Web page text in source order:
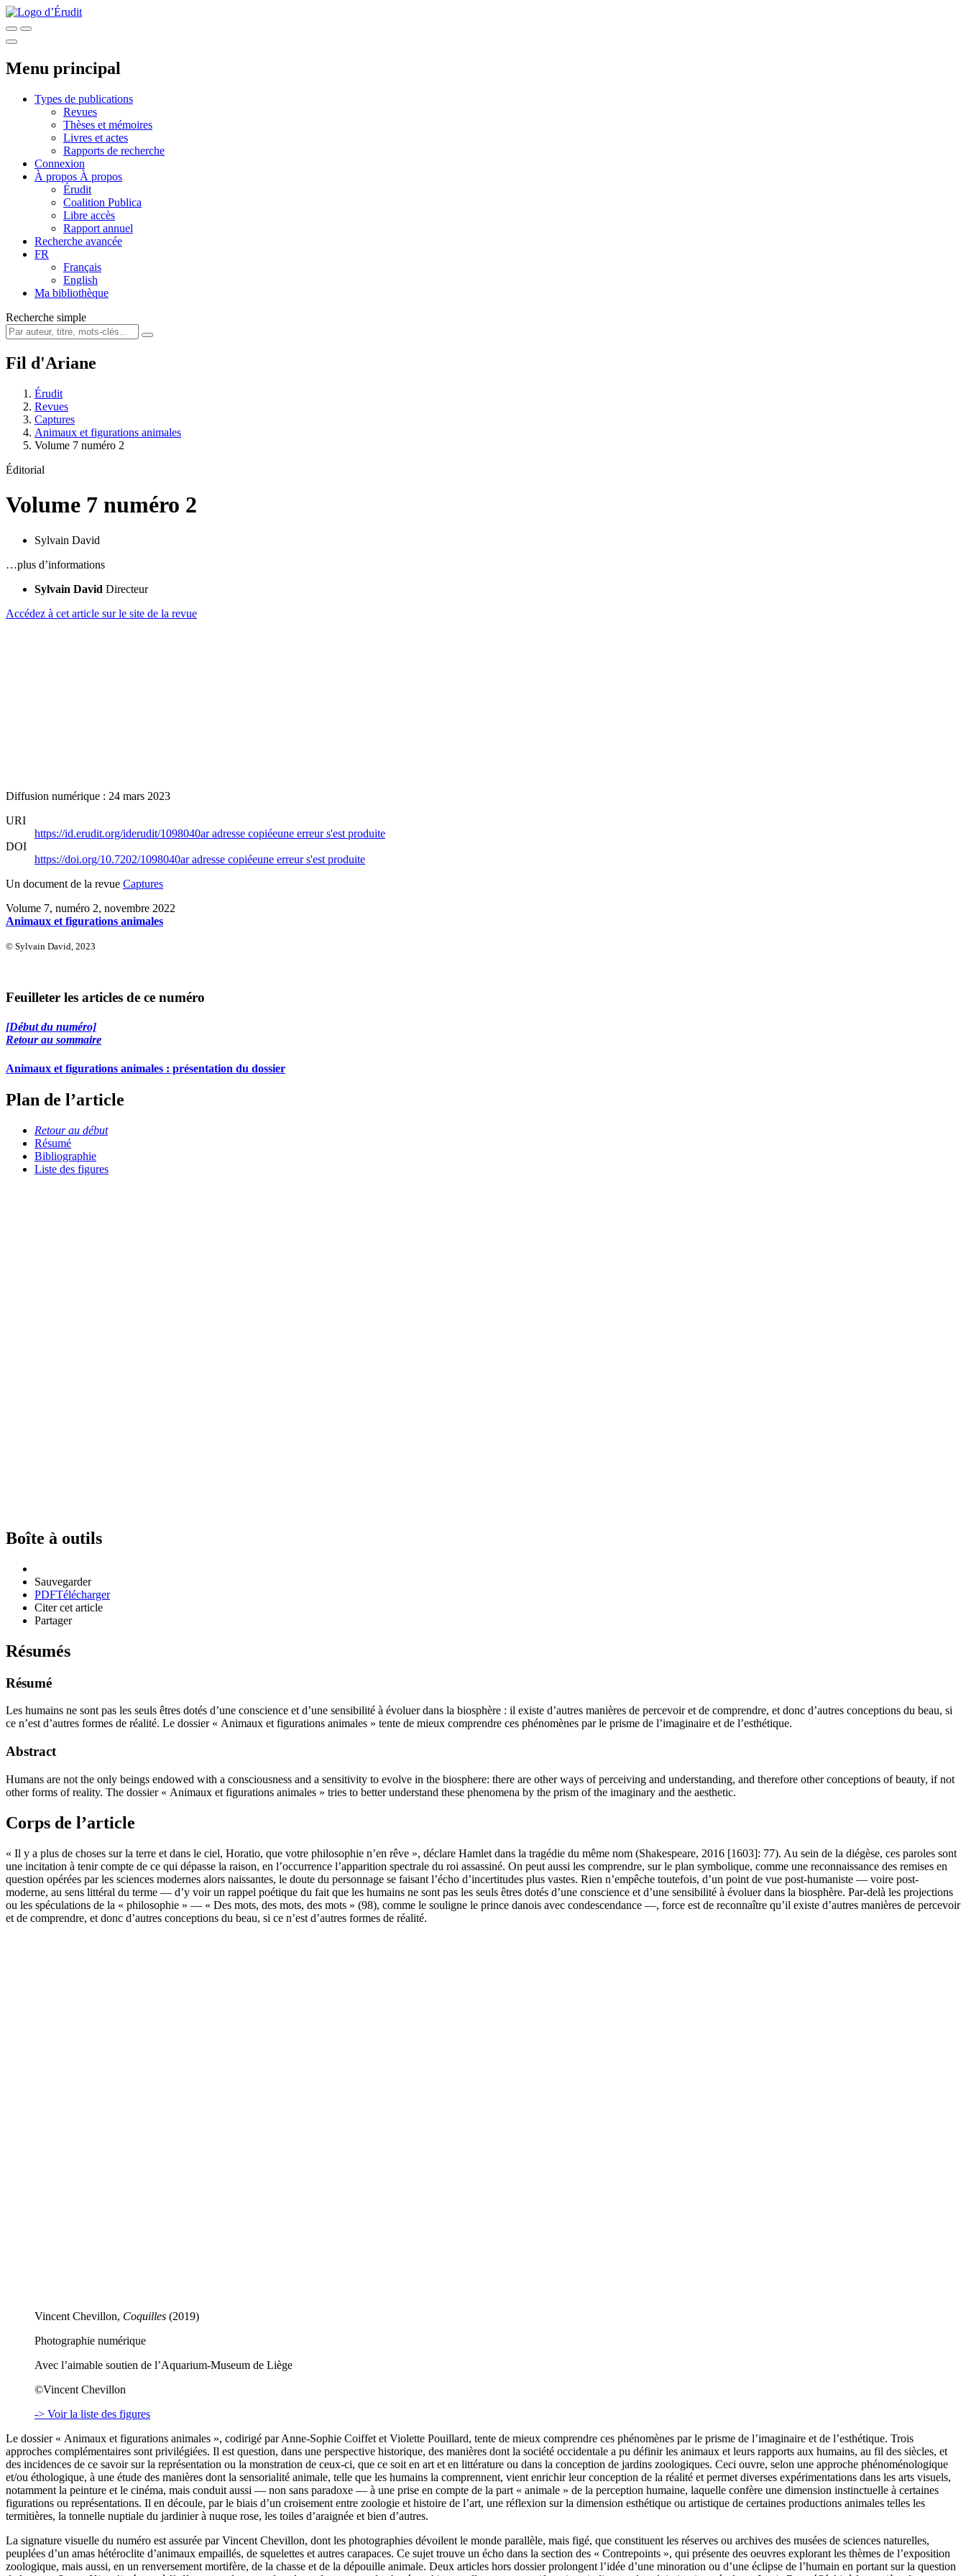
Menu principal
Types de publications
Revues
Thèses et mémoires
Livres et actes
Rapports de recherche
Connexion
À propos À propos
Érudit
Coalition Publica
Libre accès
Rapport annuel
Recherche avancée
FR
Français
English
Ma bibliothèque
Recherche simple
Fil d'Ariane
Érudit
Revues
Captures
Animaux et figurations animales
Volume 7 numéro 2
Éditorial
Volume 7 numéro 2
Sylvain David
…plus d’informations
Sylvain David Directeur
Accédez à cet article sur le site de la revue
Diffusion numérique : 24 mars 2023
URI
https://id.erudit.org/iderudit/1098040aradresse copiéeune erreur s'est produite
DOI
https://doi.org/10.7202/1098040aradresse copiéeune erreur s'est produite
Un document de la revue Captures
Volume 7, numéro 2, novembre 2022
Animaux et figurations animales
© Sylvain David, 2023
Feuilleter les articles de ce numéro
[Début du numéro]
Retour au sommaire
Animaux et figurations animales : présentation du dossier
Plan de l’article
Retour au début
Résumé
Bibliographie
Liste des figures
Boîte à outils
Sauvegarder
PDFTélécharger
Citer cet article
Partager
Résumés
Résumé
Les humains ne sont pas les seuls êtres dotés d’une conscience et d’une sensibilité à évoluer dans la biosphère : il existe d’autres manières de percevoir et de comprendre, et donc d’autres conceptions du beau, si
ce n’est d’autres formes de réalité. Le dossier « Animaux et figurations animales » tente de mieux comprendre ces phénomènes par le prisme de l’imaginaire et de l’esthétique.
Abstract
Humans are not the only beings endowed with a consciousness and a sensitivity to evolve in the biosphere: there are other ways of perceiving and understanding, and therefore other conceptions of beauty, if not
other forms of reality. The dossier « Animaux et figurations animales » tries to better understand these phenomena by the prism of the imaginary and the aesthetic.
Corps de l’article
« Il y a plus de choses sur la terre et dans le ciel, Horatio, que votre philosophie n’en rêve », déclare Hamlet dans la tragédie du même nom (Shakespeare, 2016 [1603]: 77). Au sein de la diégèse, ces paroles sont
une incitation à tenir compte de ce qui dépasse la raison, en l’occurrence l’apparition spectrale du roi assassiné. On peut aussi les comprendre, sur le plan symbolique, comme une reconnaissance des remises en
question opérées par les sciences modernes alors naissantes, le doute du personnage se faisant l’écho d’incertitudes plus vastes. Rien n’empêche toutefois, d’un point de vue post-humaniste — voire post-
moderne, au sens littéral du terme — d’y voir un rappel poétique du fait que les humains ne sont pas les seuls êtres dotés d’une conscience et d’une sensibilité à évoluer dans la biosphère. Par-delà les projections
ou les spéculations de la « philosophie » — « Des mots, des mots, des mots » (98), comme le souligne le prince danois avec condescendance —, force est de reconnaître qu’il existe d’autres manières de percevoir
et de comprendre, et donc d’autres conceptions du beau, si ce n’est d’autres formes de réalité.
Vincent Chevillon, Coquilles (2019)
Photographie numérique
Avec l’aimable soutien de l’Aquarium-Museum de Liège
©Vincent Chevillon
-> Voir la liste des figures
Le dossier « Animaux et figurations animales », codirigé par Anne-Sophie Coiffet et Violette Pouillard, tente de mieux comprendre ces phénomènes par le prisme de l’imaginaire et de l’esthétique. Trois
approches complémentaires sont privilégiées. Il est question, dans une perspective historique, des manières dont la société occidentale a pu définir les animaux et leurs rapports aux humains, au fil des siècles, et
des incidences de ce savoir sur la représentation ou la monstration de ceux-ci, que ce soit en art et en littérature ou dans la conception de jardins zoologiques. Ceci ouvre, selon une approche phénoménologique
et/ou éthologique, à une étude des manières dont la sensorialité animale, telle que les humains la comprennent, vient enrichir leur conception de la réalité et permet diverses expérimentations dans les arts visuels,
notamment la peinture et le cinéma, mais conduit aussi — non sans paradoxe — à une prise en compte de la part « animale » de la perception humaine, laquelle confère une dimension instinctuelle à certaines
figurations ou représentations. Il en découle, par le biais d’un croisement entre zoologie et histoire de l’art, une réflexion sur la dimension esthétique ou artistique de certaines productions animales telles les
termitières, la tonnelle nuptiale du jardinier à nuque rose, les toiles d’araignée et bien d’autres.
La signature visuelle du numéro est assurée par Vincent Chevillon, dont les photographies dévoilent le monde parallèle, mais figé, que constituent les réserves ou archives des musées de sciences naturelles,
peuplées d’un amas hétéroclite d’animaux empaillés, de squelettes et autres carapaces. Ce sujet trouve un écho dans la section des « Contrepoints », qui présente des oeuvres explorant les thèmes de l’exposition
zoologique, mais aussi, en un renversement mortifère, de la chasse et de la dépouille animale. Deux articles hors dossier prolongent l’idée d’une minoration ou d’une éclipse de l’humain en portant sur la question